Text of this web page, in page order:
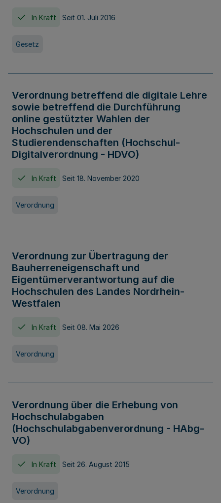
In Kraft Seit 01. Juli 2016
Gesetz
Verordnung betreffend die digitale Lehre
sowie betreffend die Durchführung
online gestützter Wahlen der
Hochschulen und der
Studierendenschaften (Hochschul-
Digitalverordnung - HDVO)
In Kraft Seit 18. November 2020
Verordnung
Verordnung zur Übertragung der
Bauherreneigenschaft und
Eigentümerverantwortung auf die
Hochschulen des Landes Nordrhein-
Westfalen
In Kraft Seit 08. Mai 2026
Verordnung
Verordnung über die Erhebung von
Hochschulabgaben
(Hochschulabgabenverordnung - HAbg-
VO)
In Kraft Seit 26. August 2015
Verordnung